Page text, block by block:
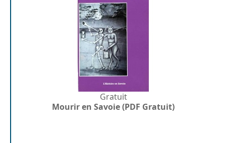
Gratuit
Mourir en Savoie (PDF Gratuit)